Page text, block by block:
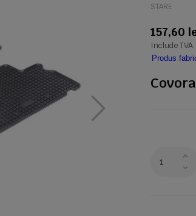
STARE
157,60
Include TVA
Produs